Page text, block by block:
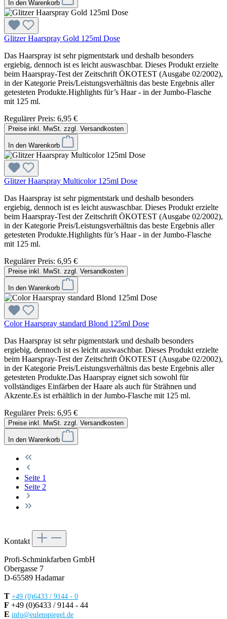
In den Warenkorb
Glitzer Haarspray Gold 125ml Dose
Das Haarspray ist sehr pigmentstark und deshalb besonders
ergiebig, dennoch ist es leicht auswaschbar. Dieses Produkt erzielte
beim Haarspray-Test der Zeitschrift ÖKOTEST (Ausgabe 02/2002),
in der Kategorie Preis/Leistungsverhältnis das beste Ergebnis aller
getesteten Produkte.Highlights für’s Haar - in der Jumbo-Flasche
mit 125 ml.
Regulärer Preis: 6,95 €
Preise inkl. MwSt. zzgl. Versandkosten
In den Warenkorb
Glitzer Haarspray Multicolor 125ml Dose
Das Haarspray ist sehr pigmentstark und deshalb besonders
ergiebig, dennoch ist es leicht auswaschbar. Dieses Produkt erzielte
beim Haarspray-Test der Zeitschrift ÖKOTEST (Ausgabe 02/2002),
in der Kategorie Preis/Leistungsverhältnis das beste Ergebnis aller
getesteten Produkte.Highlights für’s Haar - in der Jumbo-Flasche
mit 125 ml.
Regulärer Preis: 6,95 €
Preise inkl. MwSt. zzgl. Versandkosten
In den Warenkorb
Color Haarspray standard Blond 125ml Dose
Das Haarspray ist sehr pigmentstark und deshalb besonders
ergiebig, dennoch ist es leicht auswaschbar. Dieses Produkt erzielte
beim Haarspray-Test der Zeitschrift ÖKOTEST (Ausgabe 02/2002),
in der Kategorie Preis/Leistungsverhältnis das beste Ergebnis aller
getesteten Produkte.Das Haarspray eignet sich sowohl für
vollständiges Einfärben der Haare als auch für Strähnen und
Akzente.Es ist erhältlich in der Jumbo-Flasche mit 125 ml.
Regulärer Preis: 6,95 €
Preise inkl. MwSt. zzgl. Versandkosten
In den Warenkorb
Seite 1
Seite 2
Kontakt
Profi-Schminkfarben GmbH
Obergasse 7
D-65589 Hadamar
T +49 (0)6433 / 9144 - 0
F +49 (0)6433 / 9144 - 44
E info@eulenspiegel.de